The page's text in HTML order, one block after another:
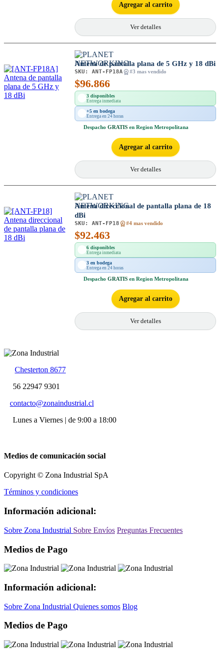
Agregar al carrito
Ver detalles
Antena de pantalla plana de 5 GHz y 18 dBi
SKU: ANT-FP18A #3 mas vendido
$96.866
3 disponibles
Entrega inmediata
+5 en bodega
Entrega en 24 horas
Despacho GRATIS en Region Metropolitana
Agregar al carrito
Ver detalles
Antena direccional de pantalla plana de 18
dBi
SKU: ANT-FP18 #4 mas vendido
$92.463
6 disponibles
Entrega inmediata
3 en bodega
Entrega en 24 horas
Despacho GRATIS en Region Metropolitana
Agregar al carrito
Ver detalles
Chesterton 8677
56 22947 9301
contacto@zonaindustrial.cl
Lunes a Viernes | de 9:00 a 18:00
Medios de comunicación social
Copyright © Zona Industrial SpA
Términos y condiciones
Información adicional:
Sobre Zona Industrial Sobre Envíos Preguntas Frecuentes
Medios de Pago
Información adicional:
Sobre Zona Industrial Quienes somos Blog
Medios de Pago